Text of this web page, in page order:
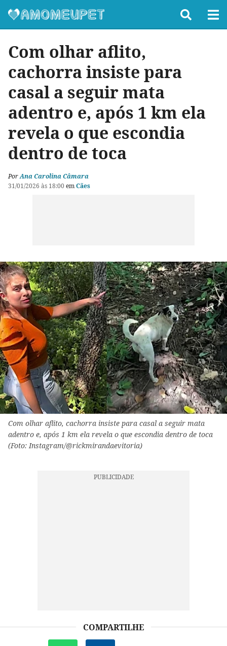
Com olhar aflito,
cachorra insiste para
casal a seguir mata
adentro e, após 1 km ela
revela o que escondia
dentro de toca
PorAna Carolina Câmara
31/01/2026 às 18:00 emCães
Com olhar aflito, cachorra insiste para casal a seguir mata
adentro e, após 1 km ela revela o que escondia dentro de toca
(Foto: Instagram/@rickmirandaevitoria)
COMPARTILHE